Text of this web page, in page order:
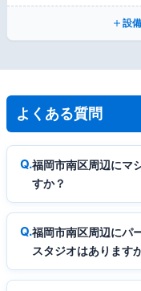
設
よくある質問
福岡市南区周辺にマ
すか？
福岡市南区周辺にパ
スタジオはあります